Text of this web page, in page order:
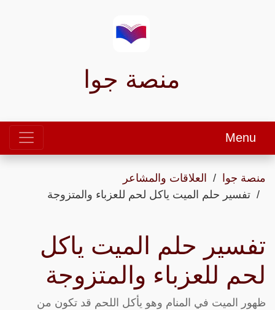
منصة جوا
Menu
منصة جوا
العلاقات والمشاعر
تفسير حلم الميت ياكل لحم للعزباء والمتزوجة
تفسير حلم الميت ياكل
لحم للعزباء والمتزوجة
ظهور الميت في المنام وهو يأكل اللحم قد تكون من